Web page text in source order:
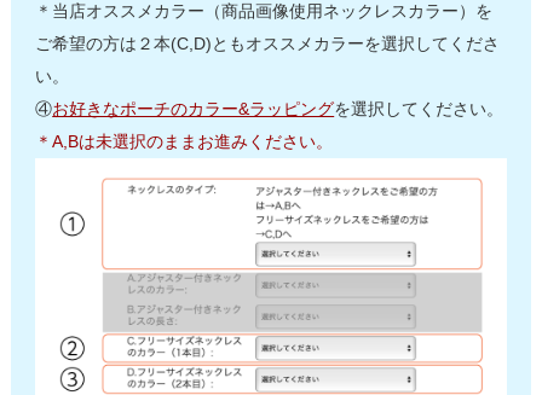
＊当店オススメカラー（商品画像使用ネックレスカラー）を
ご希望の方は２本(C,D)ともオススメカラーを選択してくださ
い。
④お好きなポーチのカラー&ラッピングを選択してください。
＊A,Bは未選択のままお進みください。